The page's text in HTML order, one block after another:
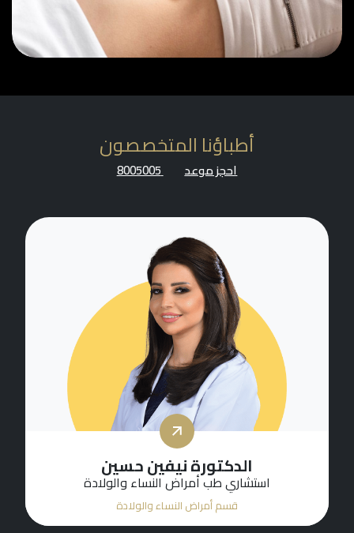
أطباؤنا المتخصصون
احجز موعد 8005005
الدكتورة نيفين حسين
استشاري طب أمراض النساء والولادة
قسم أمراض النساء والولادة